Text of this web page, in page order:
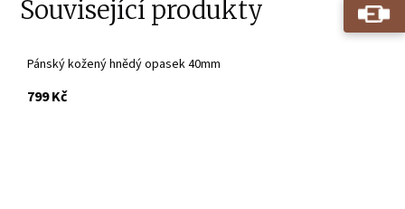
Související produkty
Pánský kožený hnědý opasek 40mm
799 Kčs DPH